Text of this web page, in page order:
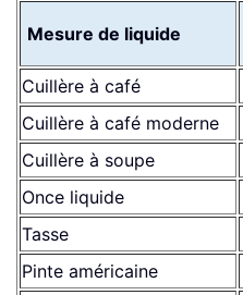
Mesure de liquide
Cuillère à café
Cuillère à café moderne
Cuillère à soupe
Once liquide
Tasse
Pinte américaine